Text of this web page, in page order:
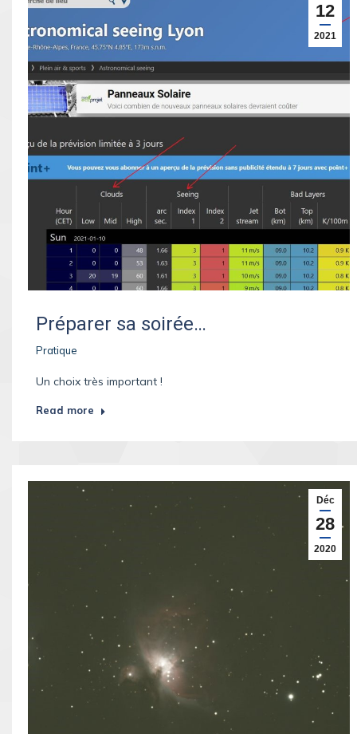
12
2021
Préparer sa soirée…
Pratique
Un choix très important !
Read more
Déc
28
2020